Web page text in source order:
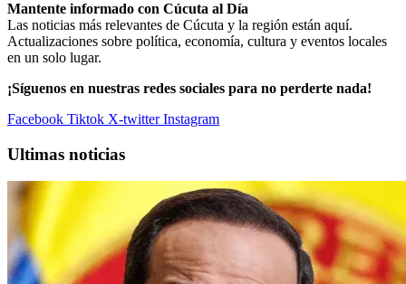
Mantente informado con Cúcuta al Día
Las noticias más relevantes de Cúcuta y la región están aquí.
Actualizaciones sobre política, economía, cultura y eventos locales
en un solo lugar.
¡Síguenos en nuestras redes sociales para no perderte nada!
Facebook Tiktok X-twitter Instagram
Ultimas noticias